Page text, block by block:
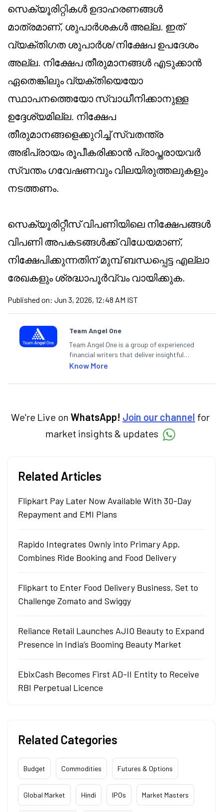
സെക്യൂരിറ്റികൾ ഉദാഹരണങ്ങൾ
മാത്രമാണ്, ശുപാർശകൾ അല്ല. ഇത്
വ്യക്തിഗത ശുപാർശ/നിക്ഷേപ ഉപദേശം
അല്ല. നിക്ഷേപ തീരുമാനങ്ങൾ എടുക്കാൻ
ഏതെങ്കിലും വ്യക്തിയെയോ
സ്ഥാപനത്തെയോ സ്വാധീനിക്കാനുള്ള
ഉദ്ദേശ്യമില്ല. നിക്ഷേപ
തീരുമാനങ്ങളെക്കുറിച്ച് സ്വതന്ത്ര
അഭിപ്രായം രൂപീകരിക്കാൻ പ്രാപ്തരായവർ
സ്വന്തം ഗവേഷണവും വിലയിരുത്തലുകളും
നടത്തണം.
സെക്യൂരിറ്റീസ് വിപണിയിലെ നിക്ഷേപങ്ങൾ
വിപണി അപകടങ്ങൾക്ക് വിധേയമാണ്,
നിക്ഷേപിക്കുന്നതിന് മുമ്പ് ബന്ധപ്പെട്ട എല്ലാ
രേഖകളും ശ്രദ്ധാപൂർവ്വം വായിക്കുക.
Published on: Jun 3, 2026, 12:48 AM IST
Team Angel One
Team Angel One is a group of experienced
financial writers that deliver insightful
articles on the stock market, IPO, economy,
categories.
Know More
We're Live on WhatsApp! Join our channel for
market insights & updates
Related Articles
Flipkart Pay Later Now Available With 30-Day
Repayment and EMI Plans
Rapido Integrates Ownly into Primary App,
Combines Ride Booking and Food Delivery
Flipkart to Enter Food Delivery Business, Set to
Challenge Zomato and Swiggy
Reliance Retail Launches AJIO Beauty to Expand
Presence in India’s Booming Beauty Market
EbixCash Becomes First AD-II Entity to Receive
RBI Perpetual Licence
Related Categories
Budget Commodities Futures & Options
Global Market Hindi IPOs Market Masters